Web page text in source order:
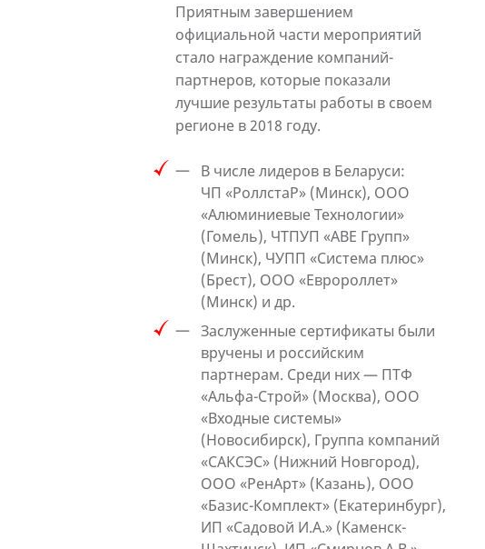
Приятным завершением
официальной части мероприятий
стало награждение компаний-
партнеров, которые показали
лучшие результаты работы в своем
регионе в 2018 году.
В числе лидеров в Беларуси:
ЧП «РоллстаР» (Минск), ООО
«Алюминиевые Технологии»
(Гомель), ЧТПУП «АВЕ Групп»
(Минск), ЧУПП «Система плюс»
(Брест), ООО «Евророллет»
(Минск) и др.
Заслуженные сертификаты были
вручены и российским
партнерам. Среди них — ПТФ
«Альфа-Строй» (Москва), ООО
«Входные системы»
(Новосибирск), Группа компаний
«САКСЭС» (Нижний Новгород),
ООО «РенАрт» (Казань), ООО
«Базис-Комплект» (Екатеринбург),
ИП «Садовой И.А.» (Каменск-